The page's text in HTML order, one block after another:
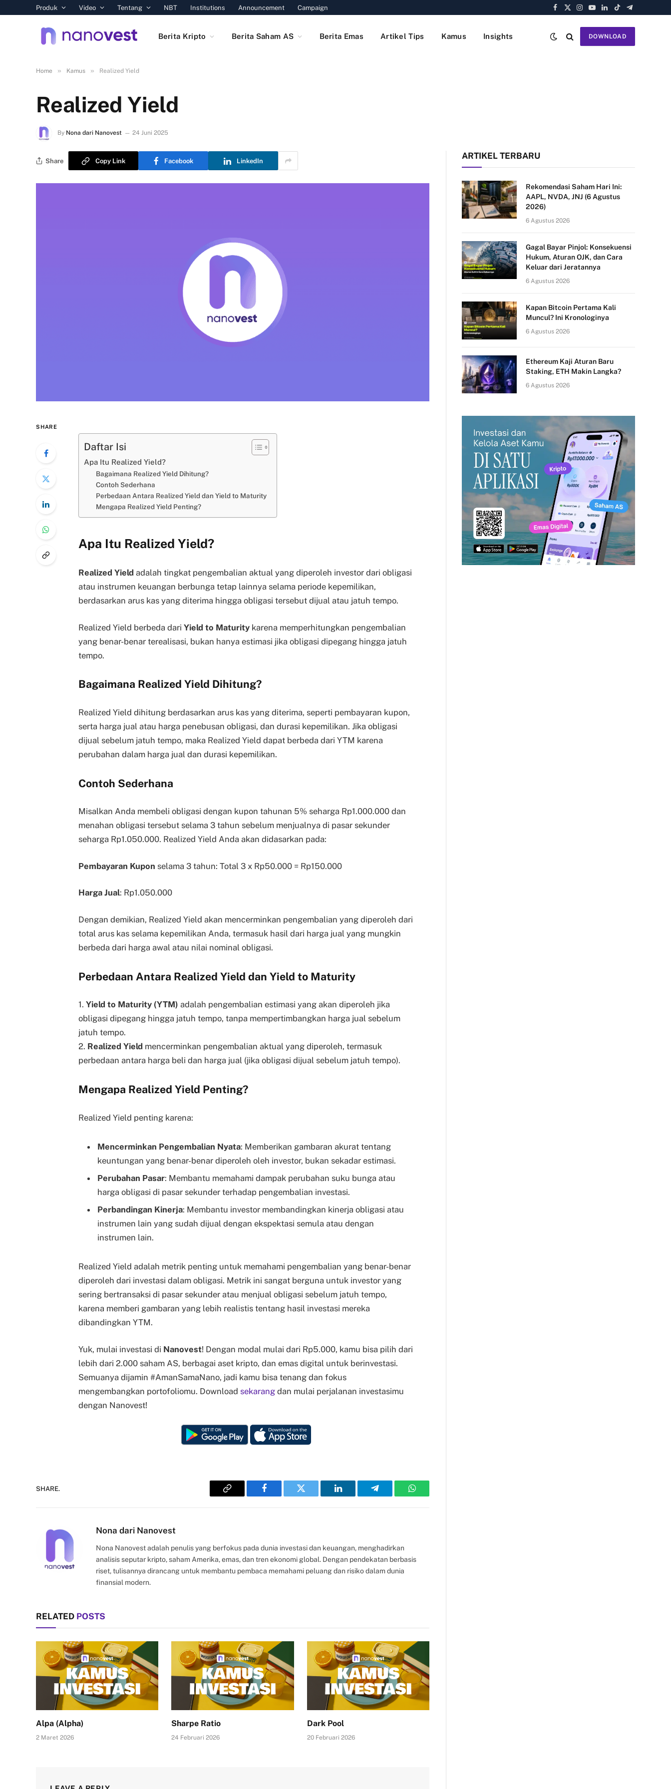
Produk Video Tentang NBT Institutions Announcement Campaign
Facebook
X
Instagram
YouTube
LinkedIn
TikTokTelegram
Berita Kripto Berita Saham AS Berita Emas Artikel Tips Kamus Insights DOWNLOAD
Home » Kamus » Realized Yield
Realized Yield
By Nona dari Nanovest 24 Juni 2025
Share Copy Link Facebook LinkedIn
SHARE
Daftar Isi
Apa Itu Realized Yield?
Bagaimana Realized Yield Dihitung?
Contoh Sederhana
Perbedaan Antara Realized Yield dan Yield to Maturity
Mengapa Realized Yield Penting?
Apa Itu Realized Yield?
Realized Yield adalah tingkat pengembalian aktual yang diperoleh investor dari obligasi
atau instrumen keuangan berbunga tetap lainnya selama periode kepemilikan,
berdasarkan arus kas yang diterima hingga obligasi tersebut dijual atau jatuh tempo.
Realized Yield berbeda dari Yield to Maturity karena memperhitungkan pengembalian
yang benar-benar terealisasi, bukan hanya estimasi jika obligasi dipegang hingga jatuh
tempo.
Bagaimana Realized Yield Dihitung?
Realized Yield dihitung berdasarkan arus kas yang diterima, seperti pembayaran kupon,
serta harga jual atau harga penebusan obligasi, dan durasi kepemilikan. Jika obligasi
dijual sebelum jatuh tempo, maka Realized Yield dapat berbeda dari YTM karena
perubahan dalam harga jual dan durasi kepemilikan.
Contoh Sederhana
Misalkan Anda membeli obligasi dengan kupon tahunan 5% seharga Rp1.000.000 dan
menahan obligasi tersebut selama 3 tahun sebelum menjualnya di pasar sekunder
seharga Rp1.050.000. Realized Yield Anda akan didasarkan pada:
Pembayaran Kupon selama 3 tahun: Total 3 x Rp50.000 = Rp150.000
Harga Jual: Rp1.050.000
Dengan demikian, Realized Yield akan mencerminkan pengembalian yang diperoleh dari
total arus kas selama kepemilikan Anda, termasuk hasil dari harga jual yang mungkin
berbeda dari harga awal atau nilai nominal obligasi.
Perbedaan Antara Realized Yield dan Yield to Maturity
1. Yield to Maturity (YTM) adalah pengembalian estimasi yang akan diperoleh jika
obligasi dipegang hingga jatuh tempo, tanpa mempertimbangkan harga jual sebelum
jatuh tempo.
2. Realized Yield mencerminkan pengembalian aktual yang diperoleh, termasuk
perbedaan antara harga beli dan harga jual (jika obligasi dijual sebelum jatuh tempo).
Mengapa Realized Yield Penting?
Realized Yield penting karena:
Mencerminkan Pengembalian Nyata: Memberikan gambaran akurat tentang
keuntungan yang benar-benar diperoleh oleh investor, bukan sekadar estimasi.
Perubahan Pasar: Membantu memahami dampak perubahan suku bunga atau
harga obligasi di pasar sekunder terhadap pengembalian investasi.
Perbandingan Kinerja: Membantu investor membandingkan kinerja obligasi atau
instrumen lain yang sudah dijual dengan ekspektasi semula atau dengan
instrumen lain.
Realized Yield adalah metrik penting untuk memahami pengembalian yang benar-benar
diperoleh dari investasi dalam obligasi. Metrik ini sangat berguna untuk investor yang
sering bertransaksi di pasar sekunder atau menjual obligasi sebelum jatuh tempo,
karena memberi gambaran yang lebih realistis tentang hasil investasi mereka
dibandingkan YTM.
Yuk, mulai investasi di Nanovest! Dengan modal mulai dari Rp5.000, kamu bisa pilih dari
lebih dari 2.000 saham AS, berbagai aset kripto, dan emas digital untuk berinvestasi.
Semuanya dijamin #AmanSamaNano, jadi kamu bisa tenang dan fokus
mengembangkan portofoliomu. Download sekarang dan mulai perjalanan investasimu
dengan Nanovest!
SHARE.
Copy
Facebook Twitter LinkedIn Telegram WhatsApp
Nona dari Nanovest
Nona Nanovest adalah penulis yang berfokus pada dunia investasi dan keuangan, menghadirkan
analisis seputar kripto, saham Amerika, emas, dan tren ekonomi global. Dengan pendekatan berbasis
riset, tulisannya dirancang untuk membantu pembaca memahami peluang dan risiko dalam dunia
finansial modern.
RELATED POSTS
Alpa (Alpha)
2 Maret 2026
Sharpe Ratio
24 Februari 2026
Dark Pool
20 Februari 2026
ARTIKEL TERBARU
Rekomendasi Saham Hari Ini:
AAPL, NVDA, JNJ (6 Agustus
2026)
6 Agustus 2026
Gagal Bayar Pinjol: Konsekuensi
Hukum, Aturan OJK, dan Cara
Keluar dari Jeratannya
6 Agustus 2026
Kapan Bitcoin Pertama Kali
Muncul? Ini Kronologinya
6 Agustus 2026
Ethereum Kaji Aturan Baru
Staking, ETH Makin Langka?
6 Agustus 2026